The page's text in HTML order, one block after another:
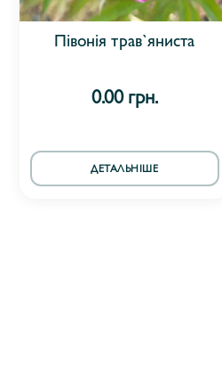
Півонія трав`яниста
0.00 грн.
ДЕТАЛЬНІШЕ